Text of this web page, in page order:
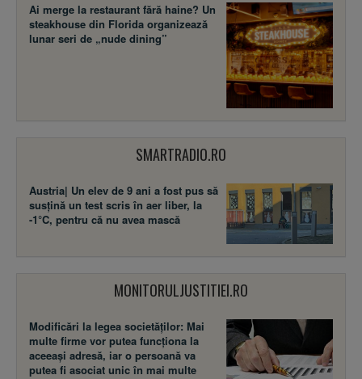
Ai merge la restaurant fără haine? Un
steakhouse din Florida organizează
lunar seri de „nude dining”
SMARTRADIO.RO
Austria| Un elev de 9 ani a fost pus să
susţină un test scris în aer liber, la
-1°C, pentru că nu avea mască
MONITORULJUSTITIEI.RO
Modificări la legea societăţilor: Mai
multe firme vor putea funcţiona la
aceeaşi adresă, iar o persoană va
putea fi asociat unic în mai multe